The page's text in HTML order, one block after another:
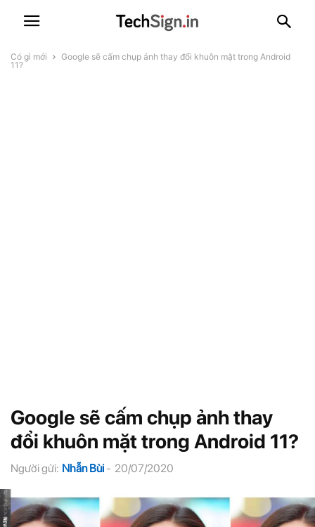
Có gì mới
Google sẽ cấm chụp ảnh thay đổi khuôn mặt trong Android
11?
Google sẽ cấm chụp ảnh thay
đổi khuôn mặt trong Android 11?
Người gửi: Nhẫn Bùi - 20/07/2020